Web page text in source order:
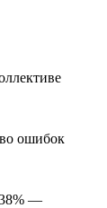
ошибок
38% —